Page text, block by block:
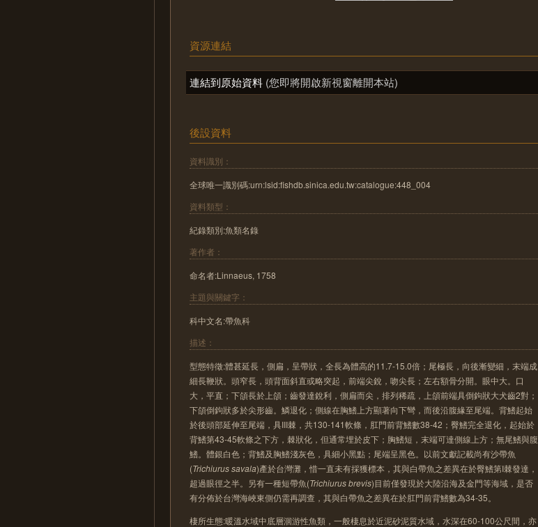
資源連結
連結到原始資料 (您即將開啟新視窗離開本站)
後設資料
資料識別：
全球唯一識別碼:urn:lsid:fishdb.sinica.edu.tw:catalogue:448_004
資料類型：
紀錄類別:魚類名錄
著作者：
命名者:Linnaeus, 1758
主題與關鍵字：
科中文名:帶魚科
描述：
型態特徵:體甚延長，側扁，呈帶狀，全長為體高的11.7-15.0倍；尾極長，向後漸變細，末端成
細長鞭狀。頭窄長，頭背面斜直或略突起，前端尖銳，吻尖長；左右額骨分開。眼中大。口
大，平直；下頜長於上頜；齒發達銳利，側扁而尖，排列稀疏，上頜前端具倒鉤狀大犬齒2對；
下頜倒鉤狀多於尖形齒。鱗退化；側線在胸鰭上方顯著向下彎，而後沿腹緣至尾端。背鰭起始
於後頭部延伸至尾端，具III棘，共130-141軟條，肛門前背鰭數38-42；臀鰭完全退化，起始於
背鰭第43-45軟條之下方，棘狀化，但通常埋於皮下；胸鰭短，末端可達側線上方；無尾鰭與腹
鰭。體銀白色；背鰭及胸鰭淺灰色，具細小黑點；尾端呈黑色。以前文獻記載尚有沙帶魚
(Trichiurus savala)產於台灣灘，惜一直未有採獲標本，其與白帶魚之差異在於臀鰭第I棘發達，
超過眼徑之半。另有一種短帶魚(Trichiurus brevis)目前僅發現於大陸沿海及金門等海域，是否
有分佈於台灣海峽東側仍需再調查，其與白帶魚之差異在於肛門前背鰭數為34-35。
棲所生態:暖溫水域中底層洄游性魚類，一般棲息於近泥砂泥質水域，水深在60-100公尺間，亦